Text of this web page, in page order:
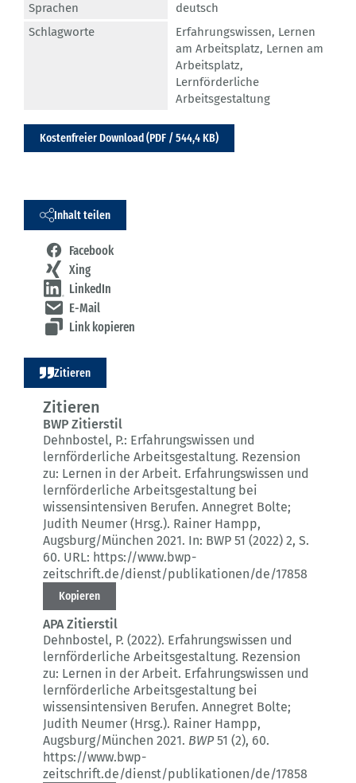
Sprachen
deutsch
Schlagworte
Erfahrungswissen, Lernen
am Arbeitsplatz, Lernen am
Arbeitsplatz,
Lernförderliche
Arbeitsgestaltung
Kostenfreier Download (PDF / 544,4 KB)
Inhalt teilen
Facebook
Xing
LinkedIn
E-Mail
Link kopieren
Zitieren
Zitieren
BWP Zitierstil
Dehnbostel, P.: Erfahrungswissen und
lernförderliche Arbeitsgestaltung. Rezension
zu: Lernen in der Arbeit. Erfahrungswissen und
lernförderliche Arbeitsgestaltung bei
wissensintensiven Berufen. Annegret Bolte;
Judith Neumer (Hrsg.). Rainer Hampp,
Augsburg/München 2021. In: BWP 51 (2022) 2, S.
60. URL: https://www.bwp-
zeitschrift.de/dienst/publikationen/de/17858
Kopieren
APA Zitierstil
Dehnbostel, P. (2022). Erfahrungswissen und
lernförderliche Arbeitsgestaltung. Rezension
zu: Lernen in der Arbeit. Erfahrungswissen und
lernförderliche Arbeitsgestaltung bei
wissensintensiven Berufen. Annegret Bolte;
Judith Neumer (Hrsg.). Rainer Hampp,
Augsburg/München 2021. BWP51 (2), 60.
https://www.bwp-
zeitschrift.de/dienst/publikationen/de/17858